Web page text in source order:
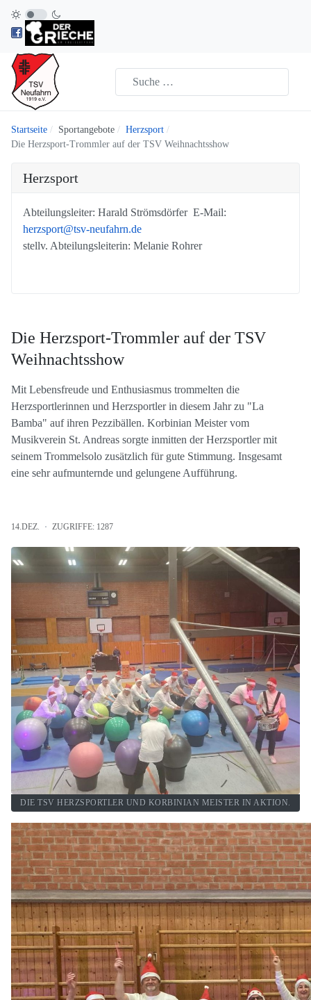
Startseite Sportangebote
Herzsport
Die Herzsport-Trommler auf der TSV Weihnachtsshow
Herzsport
Abteilungsleiter: Harald Strömsdörfer E-Mail:
herzsport@tsv-neufahrn.de
stellv. Abteilungsleiterin: Melanie Rohrer
Die Herzsport-Trommler auf der TSV
Weihnachtsshow
Mit Lebensfreude und Enthusiasmus trommelten die
Herzsportlerinnen und Herzsportler in diesem Jahr zu "La
Bamba" auf ihren Pezzibällen. Korbinian Meister vom
Musikverein St. Andreas sorgte inmitten der Herzsportler mit
seinem Trommelsolo zusätzlich für gute Stimmung. Insgesamt
eine sehr aufmunternde und gelungene Aufführung.
14.DEZ. ZUGRIFFE: 1287
DIE TSV HERZSPORTLER UND KORBINIAN MEISTER IN AKTION.